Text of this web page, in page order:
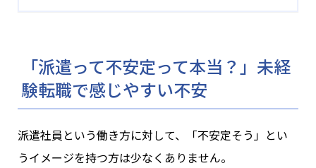
「派遣って不安定って本当？」未経
験転職で感じやすい不安
派遣社員という働き方に対して、「不安定そう」とい
うイメージを持つ方は少なくありません。